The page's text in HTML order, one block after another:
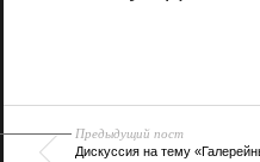
Предыдущий пост
Дискуссия на тему